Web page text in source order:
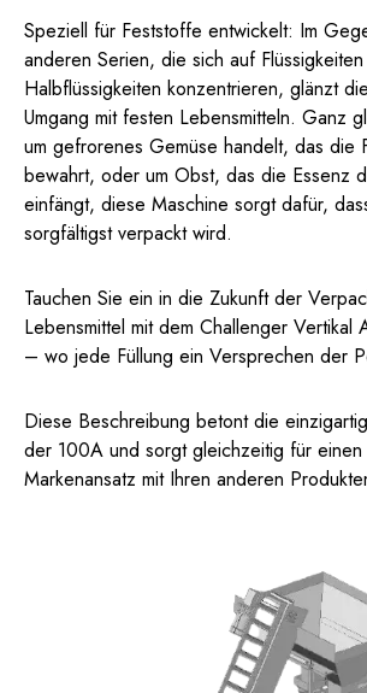
Speziell für Feststoffe entwickelt: Im
anderen Serien, die sich auf
Halbflüssigkeiten konzentrieren, glänzt
Umgang mit festen Lebensmitteln. Ganz
um gefrorenes Gemüse handelt, das die
bewahrt, oder um Obst, das die Essenz
einfängt, diese Maschine sorgt dafür,
sorgfältigst verpackt wird.
Tauchen Sie ein in die Zukunft der
Lebensmittel mit dem Challenger Vertikal
– wo jede Füllung ein Versprechen der
Diese Beschreibung betont die
der 100A und sorgt gleichzeitig für einen
Markenansatz mit Ihren anderen